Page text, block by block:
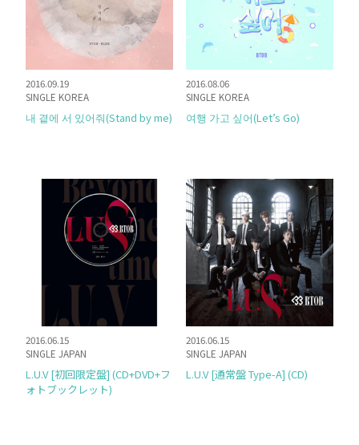
2016.09.19
SINGLE KOREA
내 곁에 서 있어줘(Stand by me)
2016.08.06
SINGLE KOREA
여행 가고 싶어(Let’s Go)
2016.06.15
SINGLE JAPAN
L.U.V [初回限定盤] (CD+DVD+フ
ォトブックレット)
2016.06.15
SINGLE JAPAN
L.U.V [通常盤 Type-A] (CD)